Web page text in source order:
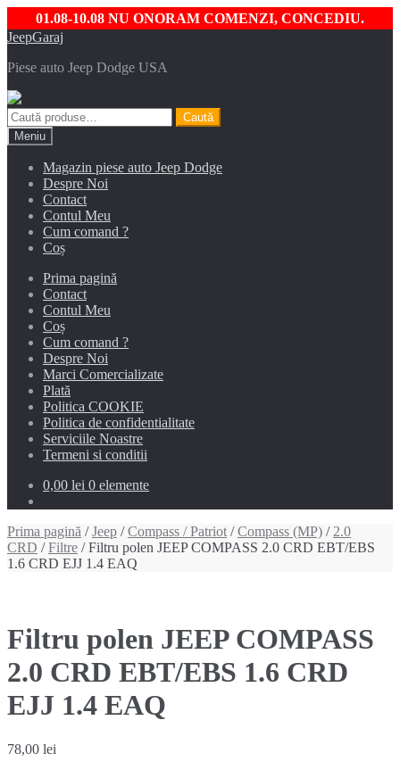
01.08-10.08 NU ONORAM COMENZI, CONCEDIU.
Sari
navigare
Sari
conținut
JeepGaraj
Piese auto Jeep Dodge USA
Caută
după:
Caută
Meniu
Magazin piese auto Jeep Dodge
Despre Noi
Contact
Contul Meu
Cum comand ?
Coș
Prima pagină
Contact
Contul Meu
Coș
Cum comand ?
Despre Noi
Marci Comercializate
Plată
Politica COOKIE
Politica de confidentialitate
Serviciile Noastre
Termeni si conditii
0,00 lei 0 elemente
Prima pagină /Jeep /Compass / Patriot /Compass (MP) / 2.0
CRD /Filtre / Filtru polen JEEP COMPASS 2.0 CRD EBT/EBS
1.6 CRD EJJ 1.4 EAQ
Filtru polen JEEP COMPASS
2.0 CRD EBT/EBS 1.6 CRD
EJJ 1.4 EAQ
78,00 lei